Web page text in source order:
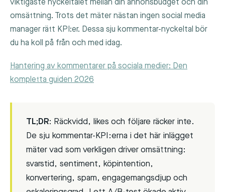
viktigaste nyckeltalet mellan din annonsbudget och din
omsättning. Trots det mäter nästan ingen social media
manager rätt KPI:er. Dessa sju kommentar-nyckeltal bör
du ha koll på från och med idag.
Hantering av kommentarer på sociala medier: Den
kompletta guiden 2026
TL;DR: Räckvidd, likes och följare räcker inte.
De sju kommentar-KPI:erna i det här inlägget
mäter vad som verkligen driver omsättning:
svarstid, sentiment, köpintention,
konvertering, spam, engagemangsdjup och